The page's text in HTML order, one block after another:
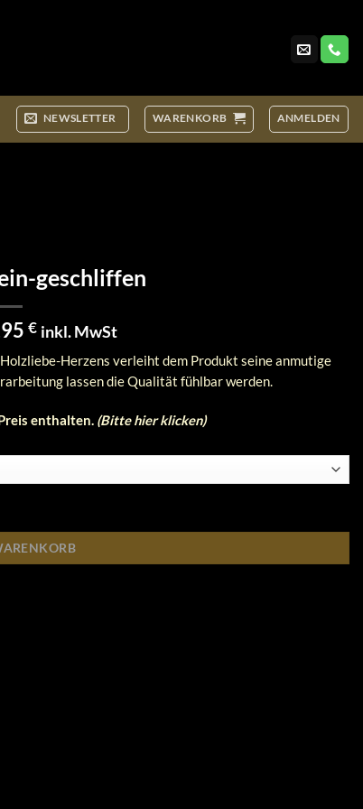
NEWSLETTER WARENKORB ANMELDEN
geschliffen
€Preisspanne:
4,95 €
bis
49,95 €
inkl. MwSt
Herzens verleiht dem Produkt seine anmutige
lassen die Qualität fühlbar werden.
enthalten. (Bitte hier klicken)